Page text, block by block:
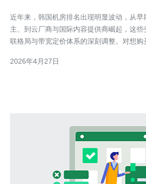
近年来，韩国机房排名出现明显波动，从
主、到云厂商与国际内容提供商崛起，这
联格局与带宽定价体系的深刻调整。对想购
优决策。 机房排名的历年变化呈现几个趋势：一是大型云服务与
2026年4月27日